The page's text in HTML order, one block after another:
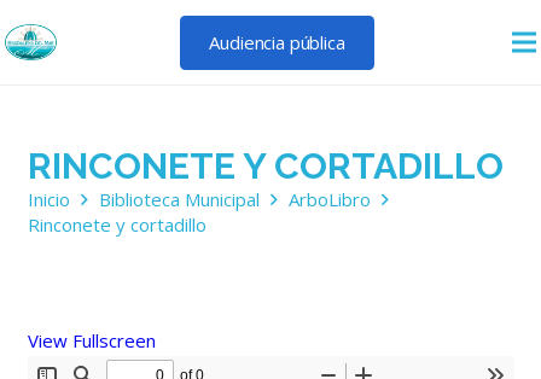
Audiencia pública
RINCONETE Y CORTADILLO
Inicio Biblioteca Municipal
ArboLibro
Rinconete y cortadillo
View Fullscreen